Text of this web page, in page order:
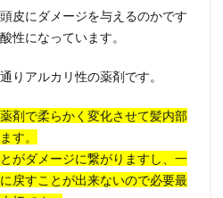
皮にダメージを与えるのかです
性になっています。
りアルカリ性の薬剤です。
剤で柔らかく変化させて髪内部
す。
がダメージに繋がりますし、一
戻すことが出来ないので必要最